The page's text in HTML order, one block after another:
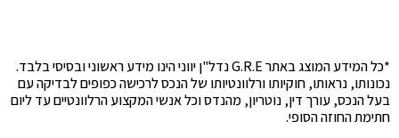
*כל המידע המוצג באתר G.R.E נדל"ן יווני הינו מידע ראשוני ובסיסי בלבד.
נכונותו, נראותו, חוקיותו ורלוונטיותו של הנכס לרכישה כפופים לבדיקה עם
בעל הנכס, עורך דין, נוטריון, מהנדס וכל אנשי המקצוע הרלוונטיים עד ליום
חתימת החוזה הסופי.